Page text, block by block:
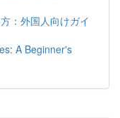
：外国人向けガイ
A Beginner's